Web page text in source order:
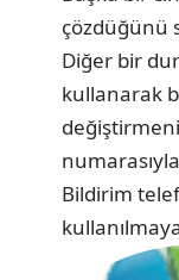
çözdüğünü
Diğer bir
kullanarak
Bildirim